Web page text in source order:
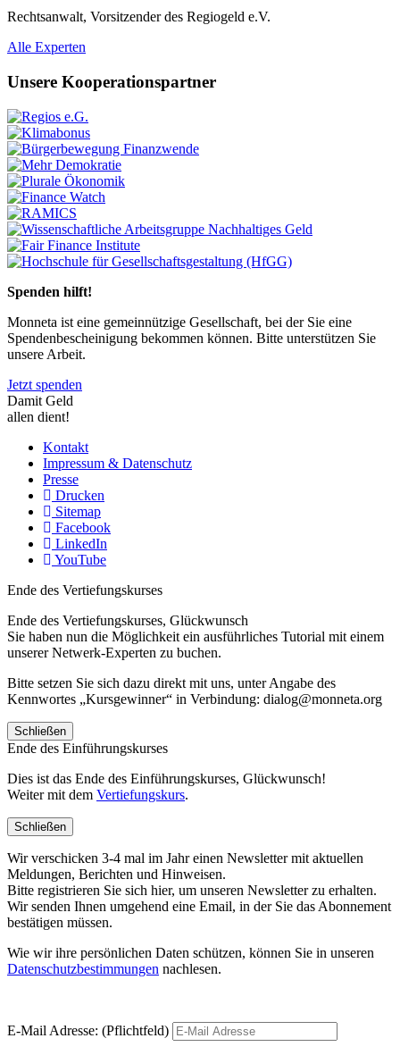
Rechtsanwalt, Vorsitzender des Regiogeld e.V.
Previous
Next
Alle Experten
Unsere Kooperationspartner
Spenden hilft!
Monneta ist eine gemeinnützige Gesellschaft, bei der Sie eine
Spendenbescheinigung bekommen können. Bitte unterstützen Sie
unsere Arbeit.
Jetzt spenden
Damit Geld
allen dient!
Kontakt
Impressum & Datenschutz
Presse
Drucken
Sitemap
Facebook
LinkedIn
YouTube
Ende des Vertiefungskurses
Ende des Vertiefungskurses, Glückwunsch
Sie haben nun die Möglichkeit ein ausführliches Tutorial mit einem
unserer Netwerk-Experten zu buchen.
Bitte setzen Sie sich dazu direkt mit uns, unter Angabe des
Kennwortes „Kursgewinner“ in Verbindung: dialog@monneta.org
Schließen
Ende des Einführungskurses
Dies ist das Ende des Einführungskurses, Glückwunsch!
Weiter mit dem Vertiefungskurs.
Schließen
Wir verschicken 3-4 mal im Jahr einen Newsletter mit aktuellen
Meldungen, Berichten und Hinweisen.
Bitte registrieren Sie sich hier, um unseren Newsletter zu erhalten.
Wir senden Ihnen umgehend eine Email, in der Sie das Abonnement
bestätigen müssen.
Wie wir ihre persönlichen Daten schützen, können Sie in unseren
Datenschutzbestimmungen nachlesen.
E-Mail Adresse: (Pflichtfeld)